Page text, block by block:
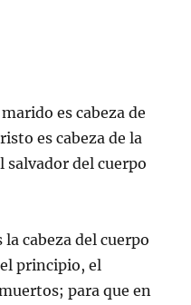
es cabeza de
es cabeza de la
salvador del cuerpo
la cabeza del cuerpo
principio, el
para que en